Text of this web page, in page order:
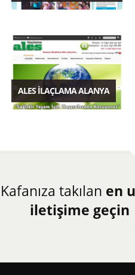
ALES İLAÇLAMA ALANYA
Kafanıza takılan en
iletişime geçin